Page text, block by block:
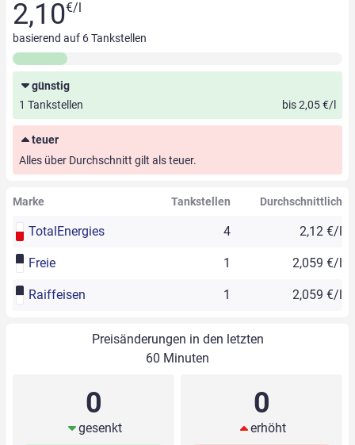
2,10€/l
basierend auf 6Tankstellen
günstig
1 Tankstellen
bis 2,05 €/l
teuer
Alles über Durchschnitt gilt als teuer.
Marke Tankstellen Durchschnittlich
TotalEnergies 4 2,12 €/l
Freie 1 2,059 €/l
Raiffeisen 1 2,059 €/l
Preisänderungen in den letzten
60 Minuten
0
gesenkt
0
erhöht